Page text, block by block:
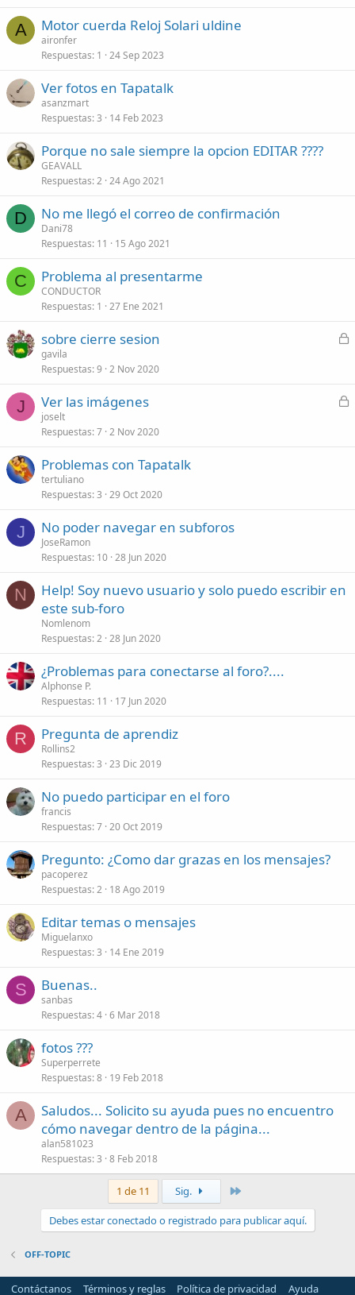
A Motor cuerda Reloj Solari uldine
aironfer
Respuestas 1 24 Sep 2023
Ver fotos en Tapatalk
asanzmart
Respuestas 3 14 Feb 2023
Porque no sale siempre la opcion EDITAR ????
GEAVALL
Respuestas 2 24 Ago 2021
D No me llegó el correo de confirmación
Dani78
Respuestas 11 15 Ago 2021
C Problema al presentarme
CONDUCTOR
Respuestas 1 27 Ene 2021
C
a
sobre cierre sesion
gavila
Respuestas 9 2 Nov 2020
J
C
Ver las imágenes
joselt
Respuestas 7 2 Nov 2020
Problemas con Tapatalk
tertuliano
Respuestas 3 29 Oct 2020
J No poder navegar en subforos
JoseRamon
Respuestas 10 28 Jun 2020
N
Help! Soy nuevo usuario y solo puedo escribir en
este sub-foro
Nomlenom
Respuestas 2 28 Jun 2020
¿Problemas para conectarse al foro?....
Alphonse P.
Respuestas 11 17 Jun 2020
R Pregunta de aprendiz
Rollins2
Respuestas 3 23 Dic 2019
No puedo participar en el foro
francis
Respuestas 7 20 Oct 2019
Pregunto: ¿Como dar grazas en los mensajes?
pacoperez
Respuestas 2 18 Ago 2019
Editar temas o mensajes
Miguelanxo
Respuestas 3 14 Ene 2019
S Buenas..
sanbas
Respuestas 4 6 Mar 2018
fotos ???
Superperrete
Respuestas 8 19 Feb 2018
A
Saludos... Solicito su ayuda pues no encuentro
cómo navegar dentro de la página...
alan581023
Respuestas 3 8 Feb 2018
1 de 11 Sig.
Debes estar conectado o registrado para publicar aquí.
OFF-TOPIC
Contáctanos Términos y reglas Política de privacidad Ayuda